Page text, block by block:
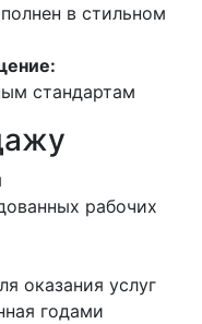
в стильном
стандартам
рабочих
оказания услуг
годами